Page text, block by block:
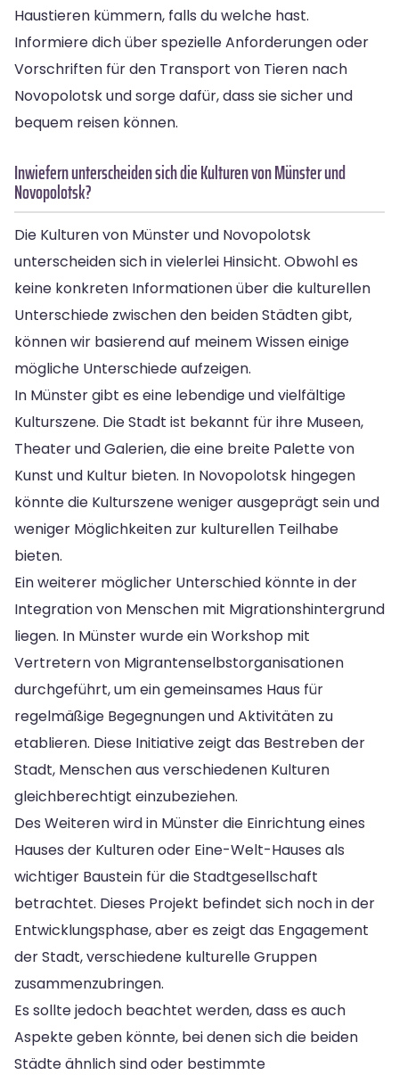
Haustieren kümmern, falls du welche hast.
Informiere dich über spezielle Anforderungen oder
Vorschriften für den Transport von Tieren nach
Novopolotsk und sorge dafür, dass sie sicher und
bequem reisen können.
Inwiefern unterscheiden sich die Kulturen von Münster und
Novopolotsk?
Die Kulturen von Münster und Novopolotsk
unterscheiden sich in vielerlei Hinsicht. Obwohl es
keine konkreten Informationen über die kulturellen
Unterschiede zwischen den beiden Städten gibt,
können wir basierend auf meinem Wissen einige
mögliche Unterschiede aufzeigen.
In Münster gibt es eine lebendige und vielfältige
Kulturszene. Die Stadt ist bekannt für ihre Museen,
Theater und Galerien, die eine breite Palette von
Kunst und Kultur bieten. In Novopolotsk hingegen
könnte die Kulturszene weniger ausgeprägt sein und
weniger Möglichkeiten zur kulturellen Teilhabe
bieten.
Ein weiterer möglicher Unterschied könnte in der
Integration von Menschen mit Migrationshintergrund
liegen. In Münster wurde ein Workshop mit
Vertretern von Migrantenselbstorganisationen
durchgeführt, um ein gemeinsames Haus für
regelmäßige Begegnungen und Aktivitäten zu
etablieren. Diese Initiative zeigt das Bestreben der
Stadt, Menschen aus verschiedenen Kulturen
gleichberechtigt einzubeziehen.
Des Weiteren wird in Münster die Einrichtung eines
Hauses der Kulturen oder Eine-Welt-Hauses als
wichtiger Baustein für die Stadtgesellschaft
betrachtet. Dieses Projekt befindet sich noch in der
Entwicklungsphase, aber es zeigt das Engagement
der Stadt, verschiedene kulturelle Gruppen
zusammenzubringen.
Es sollte jedoch beachtet werden, dass es auch
Aspekte geben könnte, bei denen sich die beiden
Städte ähnlich sind oder bestimmte